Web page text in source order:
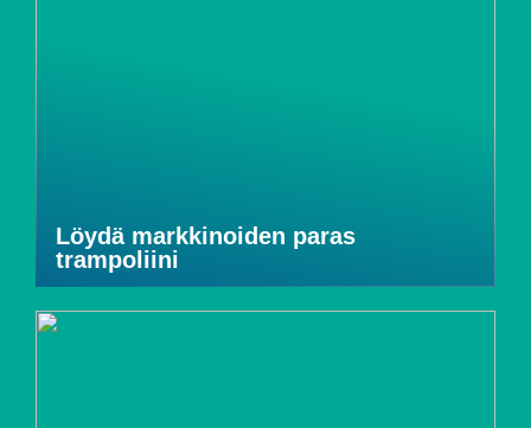
Löydä markkinoiden paras
trampoliini